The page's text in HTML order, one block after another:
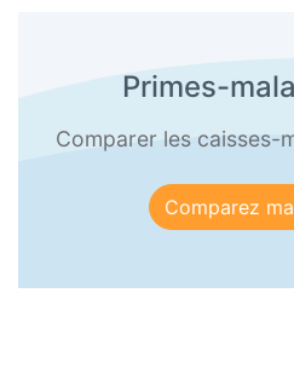
Primes-
Comparer les caisses-
Comparez